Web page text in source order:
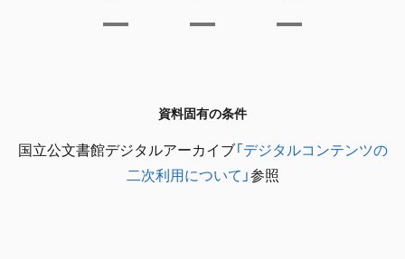
資料固有の条件
国立公文書館デジタルアーカイブ「デジタルコンテンツの
二次利用について」参照